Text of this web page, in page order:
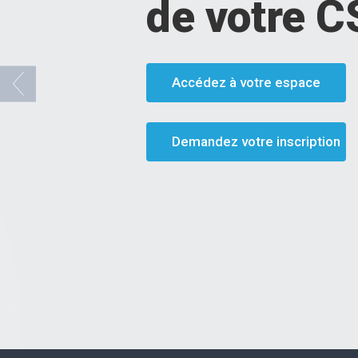
de votre
Accédez à votre espace
Demandez votre inscription